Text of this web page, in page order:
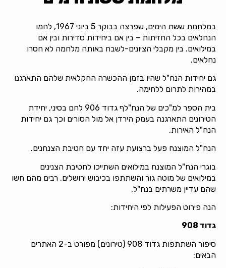
במלחמת ששת הימים, שפרצה בבוקר 5 ביוני 1967, לחמו
הנחלאים בכל החזיתות – בין אם ביחידות סדירות ובין אם
במילואים. בין מקבלי הציונים-לשבח באותה מלחמה לא חסרו
נחלאים.
גם יחידות הנח"ל שהיו בזמן ההכשרה החקלאית שלהם התארגנו
במהירות לתרום ללחימה.
בית הספר למ"כים של הנח"לף גדוד 906 לחם בסיני, יחידת
הטירונים התארגנה בעמק הירדן אל מול הסורים וכך גם יחידות
הנח"ל האירות.
הנח"ל המוצנח פעל ברצועת עזה יחד עם חטיבת הצנחנים.
בוגרי הנח"ל המוצנח במילואים השתייכו לחטיבת הצנינים
במילואים של מוטה גור והשתתפו בכיבוש ירושלים. רבים מהם חשו
שהם עדיין משרתים בנח"ל.
הנה פירוט הפעילות לפי היחידות:
גדוד 908
סיפור השתתפות גדוד 908 (טירונים) מפורט ב-2 האתרים
הבאים: